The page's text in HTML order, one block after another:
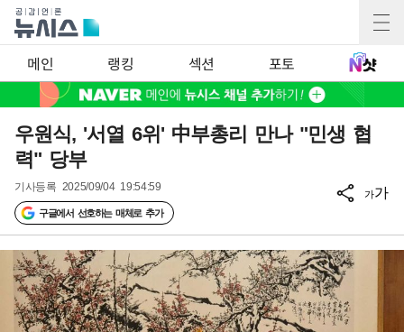
메인 랭킹 섹션 포토
우원식, '서열 6위' 中부총리 만나 "민생 협
력" 당부
기사등록 2025/09/04 19:54:59
구글에서 선호하는 매체로 추가
가가